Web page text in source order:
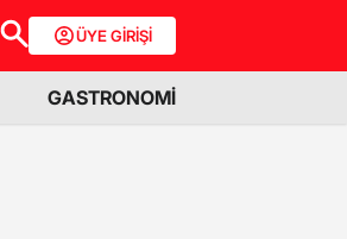
ÜYE GİRİŞİ
GASTRONOMİ